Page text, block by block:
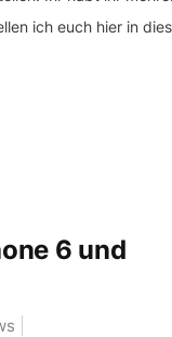
ich euch hier in
6 und